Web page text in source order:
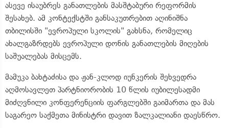
ასევე ისაუბრეს განათლების მასშტაბური რეფორმის
შესახებ. ამ კონტექსტში განსაკუთრებით აღინიშნა
თბილისში "ევროპული სკოლის" გახსნა, რომელიც
ახალგაზრდებს ევროპული დონის განათლების მიღების
საშუალებას მისცემს.
მამუკა ბახტაძისა და ჟან-კლოდ იუნკერის შეხვედრა
აღმოსავლეთ პარტნიორობის 10 წლის იუბილესადმი
მიძღვნილი კონფერენციის ფარგლებში გაიმართა და მას
საგარეო საქმეთა მინისტრი დავით ზალკალიანი დაესწრო.